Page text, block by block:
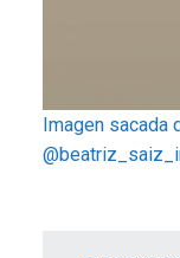
Imagen sacada